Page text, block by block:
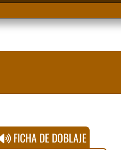
FICHA DE DOBLAJE